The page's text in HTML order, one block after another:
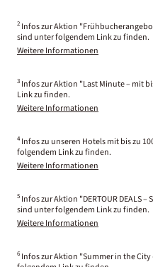
2 Infos zur Aktion
sind unter folgendem Link zu finden.
Weitere Informationen
3 Infos zur Aktion "Last Minute – mit
Link zu finden.
Weitere Informationen
4 Infos zu unseren Hotels mit bis zu
folgendem Link zu finden.
Weitere Informationen
5 Infos zur Aktion "DERTOUR DEALS
sind unter folgendem Link zu finden.
Weitere Informationen
6 Infos zur Aktion "Summer in the